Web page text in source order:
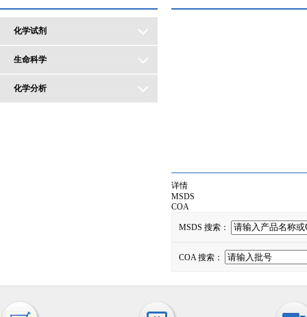
化学试剂
生命科学
化学分析
详情
MSDS
COA
MSDS 搜索：
COA 搜索：